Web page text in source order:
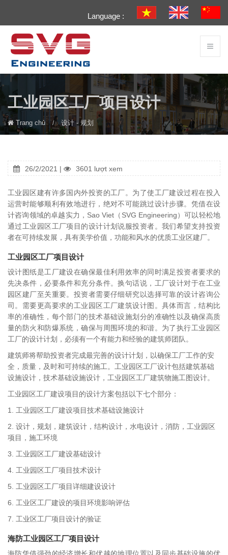
Language :
工业园区工厂项目设计
Trang chủ 设计 - 规划
26/2/2021 | 3601 lượt xem
工业园区建有许多国内外投资的工厂。为了使工厂建设过程在投入
运营时能够顺利有效地进行，绝对不可能跳过设计步骤。凭借在设
计咨询领域的卓越实力，Sao Viet（SVG Engineering）可以轻松地
通过工业园区工厂项目的设计计划说服投资者。我们希望支持投资
者在可持续发展，具有美学价值，功能和风水的优质工业区建厂。
工业园区工厂项目设计
设计图纸是工厂建设在确保最佳利用效率的同时满足投资者要求的
先决条件，必要条件和充分条件。换句话说，工厂设计对于在工业
园区建厂至关重要。投资者需要仔细研究以选择可靠的设计咨询公
司。需要更高要求的工业园区工厂建筑设计图。具体而言，结构比
率的准确性，每个部门的技术基础设施划分的准确性以及确保高质
量的防火和防爆系统，确保与周围环境的和谐。为了执行工业园区
工厂的设计计划，必须有一个有能力和经验的建筑师团队。
建筑师将帮助投资者完成最完善的设计计划，以确保工厂工作的安
全，质量，及时和可持续的施工。工业园区工厂设计包括建筑基础
设施设计，技术基础设施设计，工业园区工厂建筑物施工图设计。
工业园区工厂建设项目的设计方案包括以下七个部分：
1. 工业园区工厂建设项目技术基础设施设计
2. 设计，规划，建筑设计，结构设计，水电设计，消防，工业园区
项目，施工环境
3. 工业园区工厂建设基础设计
4. 工业园区工厂项目技术设计
5. 工业园区工厂项目详细建设设计
6. 工业区工厂建设的项目环境影响评估
7. 工业区工厂项目设计的验证
海防工业园区工厂项目设计